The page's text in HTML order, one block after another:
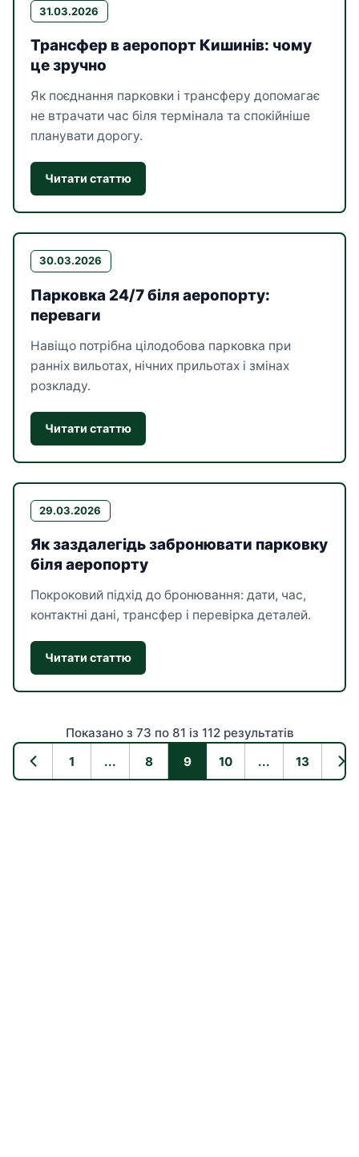
31.03.2026
Трансфер в аеропорт Кишинів: чому
це зручно
Як поєднання парковки і трансферу допомагає
не втрачати час біля термінала та спокійніше
планувати дорогу.
Читати статтю
30.03.2026
Парковка 24/7 біля аеропорту:
переваги
Навіщо потрібна цілодобова парковка при
ранніх вильотах, нічних прильотах і змінах
розкладу.
Читати статтю
29.03.2026
Як заздалегідь забронювати парковку
біля аеропорту
Покроковий підхід до бронювання: дати, час,
контактні дані, трансфер і перевірка деталей.
Читати статтю
Показано з 73 по 81 із 112 результатів
1
... 8 9 10 ... 13